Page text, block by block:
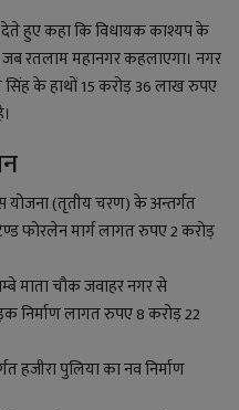
देते हुए कहा कि विधायक काश्यप के
जब रतलाम महानगर कहलाएगा। नगर
सिंह के हाथों 15 करोड़ 36 लाख रुपए
योजना (तृतीय चरण) के अन्तर्गत
फोरलेन मार्ग लागत रुपए 2 करोड़
माता चौक जवाहर नगर से
निर्माण लागत रुपए 8 करोड़ 22
हजीरा पुलिया का नव निर्माण